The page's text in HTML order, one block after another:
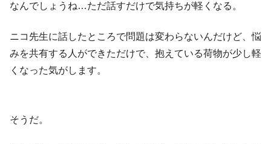
なんでしょうね…ただ話すだけで気持ちが軽くなる。
ニコ先生に話したところで問題は変わらないんだけど、悩
みを共有する人ができただけで、抱えている荷物が少し軽
くなった気がします。
そうだ。